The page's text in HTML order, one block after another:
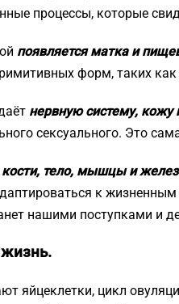
процессы, которые
появляется матка и
форм, таких как
нервную систему, кожу
сексуального. Это
кости, тело, мышцы и
к
нашими поступками и
яйцеклетки, цикл